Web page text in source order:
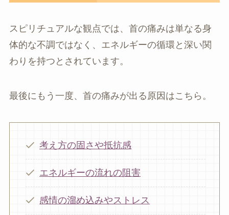
スピリチュアルな観点では、首の痛みは単なる身
体的な不調ではなく、エネルギーの循環と深い関
わりを持つとされています。
最後にもう一度、首の痛みが出る原因はこちら。
考え方の固さや抵抗感
エネルギーの流れの阻害
感情の溜め込みやストレス